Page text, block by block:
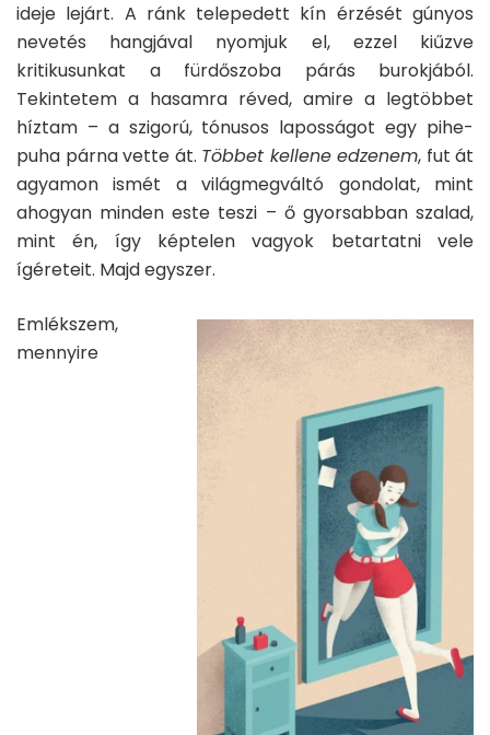
ideje lejárt. A ránk telepedett kín érzését gúnyos
nevetés hangjával nyomjuk el, ezzel kiűzve
kritikusunkat a fürdőszoba párás burokjából.
Tekintetem a hasamra réved, amire a legtöbbet
híztam – a szigorú, tónusos laposságot egy pihe-
puha párna vette át. Többet kellene edzenem, fut át
agyamon ismét a világmegváltó gondolat, mint
ahogyan minden este teszi – ő gyorsabban szalad,
mint én, így képtelen vagyok betartatni vele
ígéreteit. Majd egyszer.
Emlékszem,
mennyire